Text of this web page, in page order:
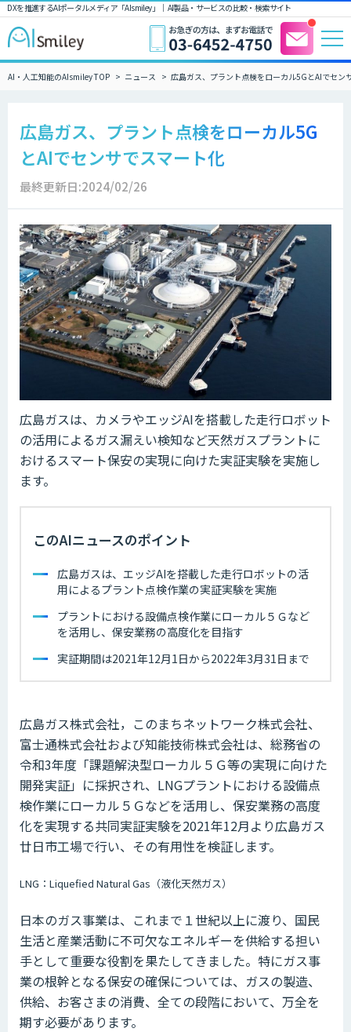
DXを推進するAIポータルメディア「AIsmiley」｜ AI製品・サービスの比較・検索サイト
AI・人工知能のAIsmiley TOP ニュース 広島ガス、プラント点検をローカル5GとAIでセン
広島ガス、プラント点検をローカル5G
とAIでセンサでスマート化
最終更新日:2024/02/26
広島ガスは、カメラやエッジAIを搭載した走行ロボット
の活用によるガス漏えい検知など天然ガスプラントに
おけるスマート保安の実現に向けた実証実験を実施し
ます。
このAIニュースのポイント
広島ガスは、エッジAIを搭載した走行ロボットの活
用によるプラント点検作業の実証実験を実施
プラントにおける設備点検作業にローカル５Ｇなど
を活用し、保安業務の高度化を目指す
実証期間は2021年12月1日から2022年3月31日まで
広島ガス株式会社，このまちネットワーク株式会社、
富士通株式会社および知能技術株式会社は、総務省の
令和3年度「課題解決型ローカル５Ｇ等の実現に向けた
開発実証」に採択され、LNGプラントにおける設備点
検作業にローカル５Ｇなどを活用し、保安業務の高度
化を実現する共同実証実験を2021年12月より広島ガス
廿日市工場で行い、その有用性を検証します。
LNG：Liquefied Natural Gas（液化天然ガス）
日本のガス事業は、これまで１世紀以上に渡り、国民
生活と産業活動に不可欠なエネルギーを供給する担い
手として重要な役割を果たしてきました。特にガス事
業の根幹となる保安の確保については、ガスの製造、
供給、お客さまの消費、全ての段階において、万全を
期す必要があります。